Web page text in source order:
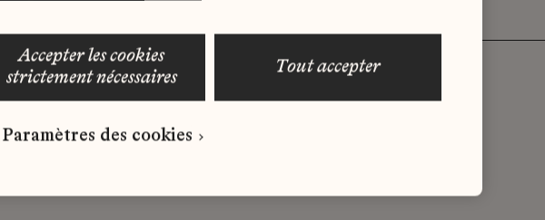
correspond à votre profil ?
spontanée dès maintenant.
accepter les cookies
strictement nécessaires
tout accepter
Paramètres des cookies